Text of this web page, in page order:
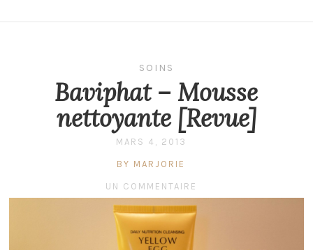
SOINS
Baviphat – Mousse
nettoyante [Revue]
MARS 4, 2013
BY MARJORIE
UN COMMENTAIRE